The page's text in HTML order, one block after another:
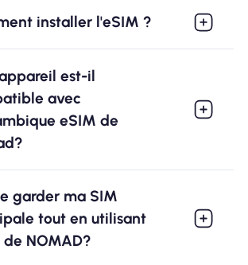
installer l'eSIM ?
est-il
avec
eSIM de
garder ma SIM
tout en utilisant
NOMAD?